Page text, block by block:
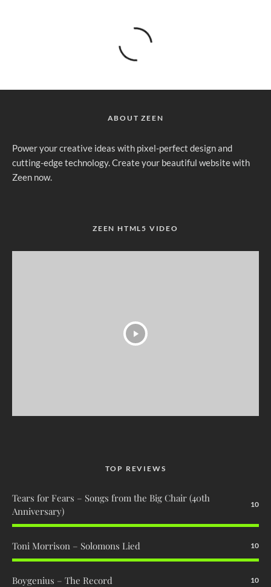
ABOUT ZEEN
Power your creative ideas with pixel-perfect design and
cutting-edge technology. Create your beautiful website with
Zeen now.
ZEEN HTML5 VIDEO
TOP REVIEWS
Tears for Fears – Songs from the Big Chair (40th
Anniversary)
10
Toni Morrison – Solomons Lied 10
Boygenius – The Record 10